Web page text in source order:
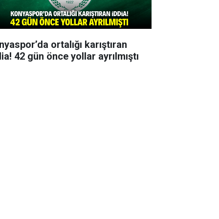
ortalığı karıştıran
42 gün önce yollar ayrılmıştı